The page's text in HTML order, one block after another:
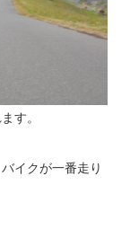
す。
イクが一番走り